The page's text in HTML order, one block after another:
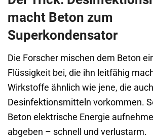
macht Beton zum
Superkondensator
Die Forscher mischen dem Beton
Flüssigkeit bei, die ihn leitfähig
Wirkstoffe ähnlich wie jene, die
Desinfektionsmitteln vorkommen.
Beton elektrische Energie
abgeben – schnell und verlustarm.